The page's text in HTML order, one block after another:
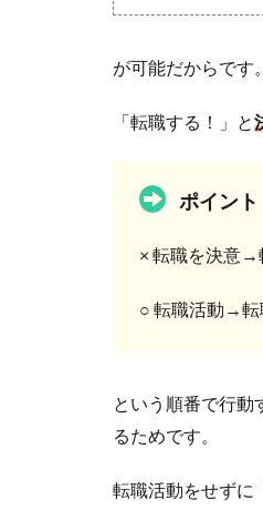
が可能だからです。
「転職する！」と
ポイント
× 転職を決意→
○ 転職活動→転
という順番で行動
るためです。
転職活動をせずに